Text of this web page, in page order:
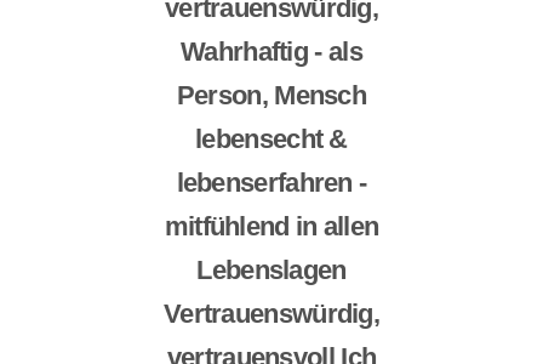
vertrauenswürdig,
Wahrhaftig - als
Person, Mensch
lebensecht &
lebenserfahren -
mitfühlend in allen
Lebenslagen
Vertrauenswürdig,
vertrauensvoll Ich